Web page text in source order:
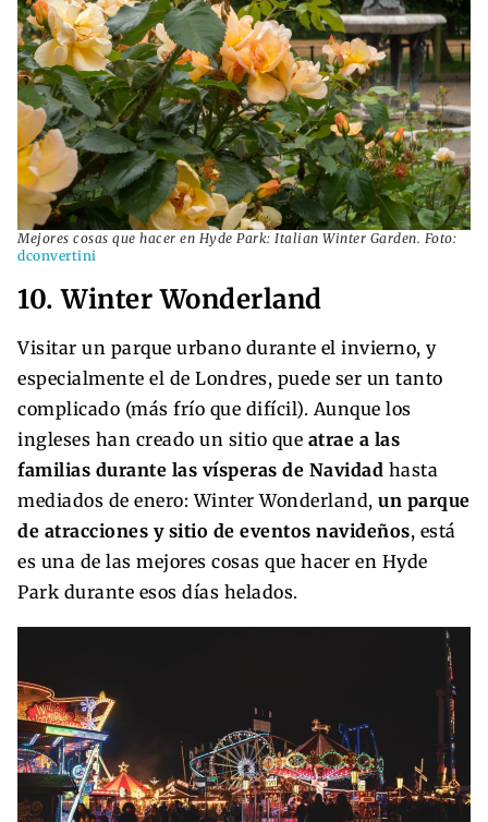
Mejores cosas que hacer en Hyde Park: Italian Winter Garden. Foto:
dconvertini
10. Winter Wonderland
Visitar un parque urbano durante el invierno, y
especialmente el de Londres, puede ser un tanto
complicado (más frío que difícil). Aunque los
ingleses han creado un sitio que atrae a las
familias durante las vísperas de Navidad hasta
mediados de enero: Winter Wonderland, un parque
de atracciones y sitio de eventos navideños, está
es una de las mejores cosas que hacer en Hyde
Park durante esos días helados.